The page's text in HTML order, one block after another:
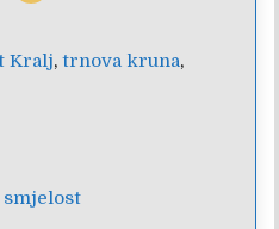
Kralj,trnova kruna,
smjelost